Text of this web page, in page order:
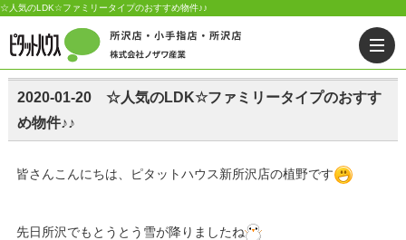
☆人気のLDK☆ファミリータイプのおすすめ物件♪♪
2020-01-20 ☆人気のLDK☆ファミリータイプのおすす
め物件♪♪
皆さんこんにちは、ピタットハウス新所沢店の植野です
先日所沢でもとうとう雪が降りましたね